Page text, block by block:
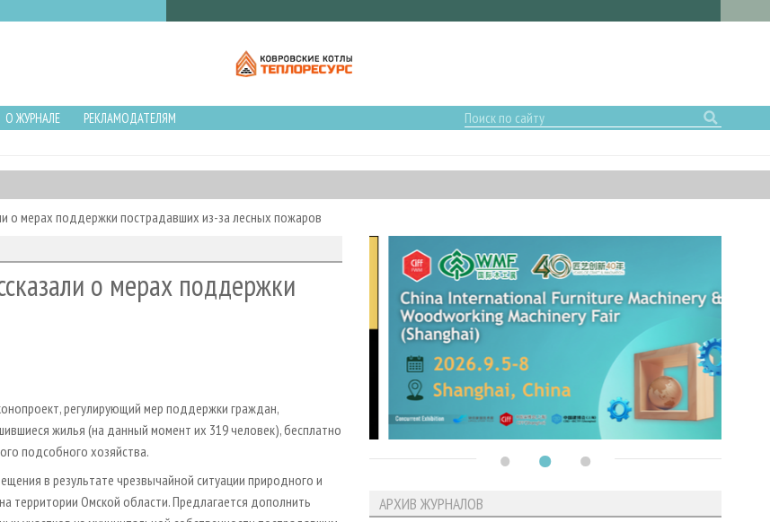
О ЖУРНАЛЕ
РЕКЛАМОДАТЕЛЯМ
о мерах поддержки пострадавших из-за лесных пожаров
о мерах поддержки
регулирующий мер поддержки граждан,
жилья (на данный момент их 319 человек), бесплатно
подсобного хозяйства.
в результате чрезвычайной ситуации природного и
территории Омской области. Предлагается дополнить
АРХИВ ЖУРНАЛОВ